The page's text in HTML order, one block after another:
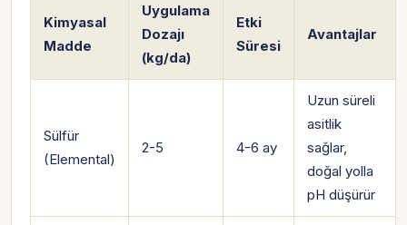
Kimyasal
Madde
Uygulama
Dozajı
(kg/da)
Etki
Süresi
Avantajlar
Sülfür
(Elemental)
2-5 4-6 ay
Uzun süreli
asitlik
sağlar,
doğal yolla
pH düşürür